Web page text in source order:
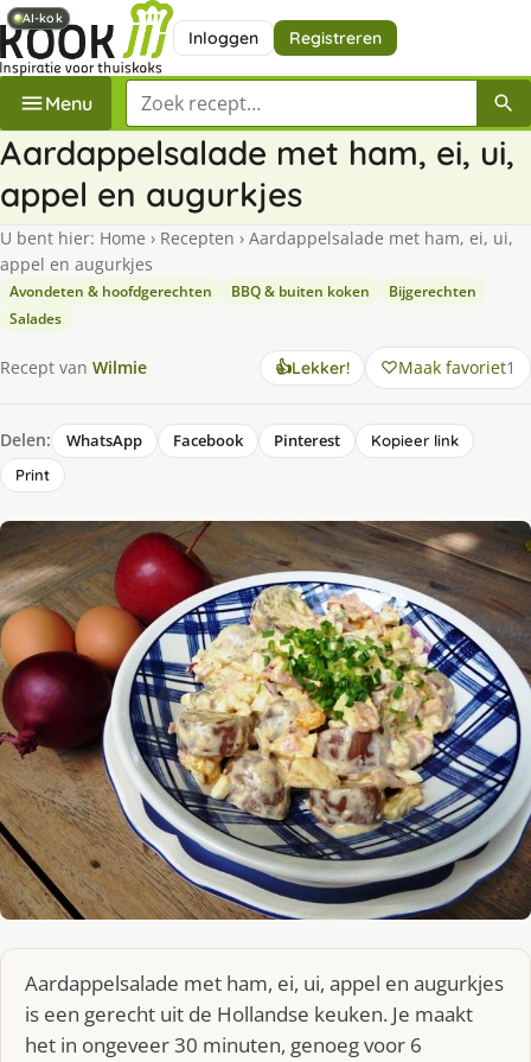
Inloggen Registreren
Menu Zoek een recept
Aardappelsalade met ham, ei, ui,
appel en augurkjes
U bent hier: Home › Recepten › Aardappelsalade met ham, ei, ui,
appel en augurkjes
Avondeten & hoofdgerechten BBQ & buiten koken
Bijgerechten
Salades
Recept van Wilmie 👍Lekker! Maak favoriet1
Delen: WhatsApp Facebook Pinterest
Kopieer link
Print
Aardappelsalade met ham, ei, ui, appel en augurkjes
is een gerecht uit de Hollandse keuken. Je maakt
het in ongeveer 30 minuten, genoeg voor 6
AI-kok
AI-kok